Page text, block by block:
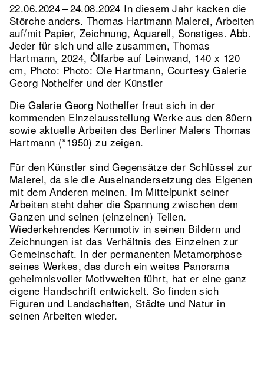
22.06.2024 – 24.08.2024 In diesem Jahr kacken die
Störche anders. Thomas Hartmann Malerei, Arbeiten
auf/mit Papier, Zeichnung, Aquarell, Sonstiges.Abb.
Jeder für sich und alle zusammen, Thomas
Hartmann, 2024, Ölfarbe auf Leinwand, 140 x 120
cm, Photo: Photo: Ole Hartmann, Courtesy Galerie
Georg Nothelfer und der Künstler
Die Galerie Georg Nothelfer freut sich in der
kommenden Einzelausstellung Werke aus den 80ern
sowie aktuelle Arbeiten des Berliner Malers Thomas
Hartmann (*1950) zu zeigen.
Für den Künstler sind Gegensätze der Schlüssel zur
Malerei, da sie die Auseinandersetzung des Eigenen
mit dem Anderen meinen. Im Mittelpunkt seiner
Arbeiten steht daher die Spannung zwischen dem
Ganzen und seinen (einzelnen) Teilen.
Wiederkehrendes Kernmotiv in seinen Bildern und
Zeichnungen ist das Verhältnis des Einzelnen zur
Gemeinschaft. In der permanenten Metamorphose
seines Werkes, das durch ein weites Panorama
geheimnisvoller Motivwelten führt, hat er eine ganz
eigene Handschrift entwickelt. So finden sich
Figuren und Landschaften, Städte und Natur in
seinen Arbeiten wieder.